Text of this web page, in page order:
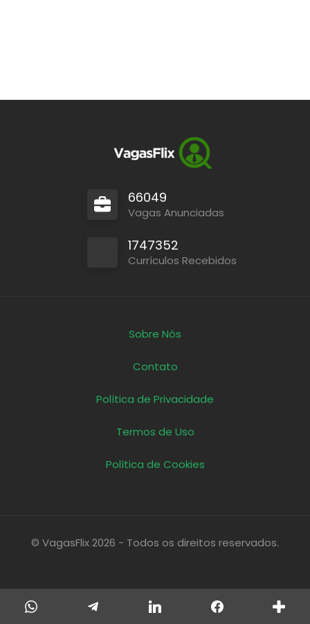
66049
Vagas Anunciadas
1747352
Currículos Recebidos
Sobre Nós
Contato
Política de Privacidade
Termos de Uso
Política de Cookies
© VagasFlix 2026 - Todos os direitos reservados.